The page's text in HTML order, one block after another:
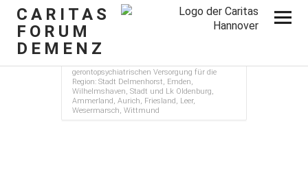
CARITAS
FORUM
DEMENZ
Home
gerontopsychiatrischen Versorgung für die
Region: Stadt Delmenhorst, Emden,
Wilhelmshaven, Stadt und Lk Oldenburg,
Ammerland, Aurich, Friesland, Leer,
Wesermarsch, Wittmund